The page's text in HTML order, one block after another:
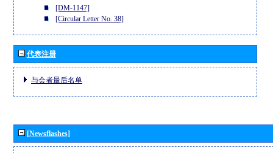
[DM-1147]
[Circular Letter No. 38]
代表注册
与会者最后名单
[Newsflashes]